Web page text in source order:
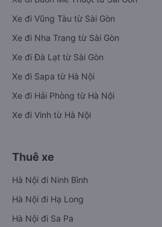
Xe đi Vũng Tàu từ Sài Gòn
Xe đi Nha Trang từ Sài Gòn
Xe đi Đà Lạt từ Sài Gòn
Xe đi Sapa từ Hà Nội
Xe đi Hải Phòng từ Hà Nội
Xe đi Vinh từ Hà Nội
Thuê xe
Hà Nội đi Ninh Bình
Hà Nội đi Hạ Long
Hà Nội đi Sa Pa